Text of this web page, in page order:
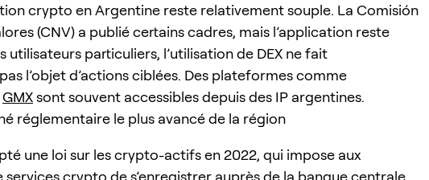
crypto en Argentine reste relativement souple. La Comisión
(CNV) a publié certains cadres, mais l’application reste
utilisateurs particuliers, l’utilisation de DEX ne fait
l’objet d’actions ciblées. Des plateformes comme
GMXsont souvent accessibles depuis des IP argentines.
réglementaire le plus avancé de la région
une loi sur les crypto-actifs en 2022, qui impose aux
crypto de s’enregistrer auprès de la banque centrale,